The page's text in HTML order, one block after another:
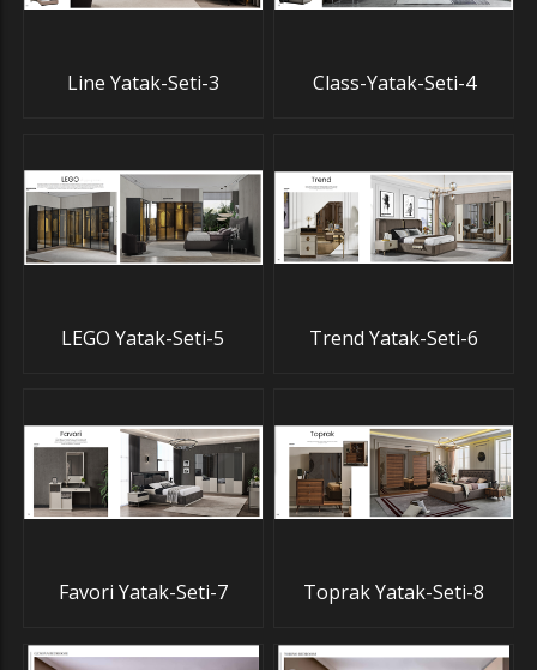
Line Yatak-Seti-3 Class-Yatak-Seti-4
LEGO Yatak-Seti-5 Trend Yatak-Seti-6
Favori Yatak-Seti-7 Toprak Yatak-Seti-8